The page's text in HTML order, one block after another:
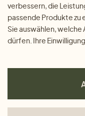
verbessern, die
passende Produkte zu
Sie auswählen,
dürfen. Ihre